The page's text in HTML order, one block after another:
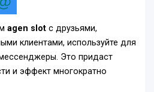
agen slot с друзьями,
клиентами, используйте для
Это придаст
и эффект многократно